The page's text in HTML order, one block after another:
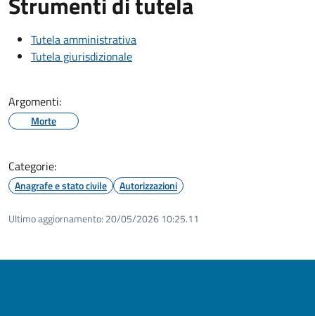
Tutela amministrativa
Tutela giurisdizionale
Argomenti:
Morte
Categorie:
Anagrafe e stato civile Autorizzazioni
Ultimo aggiornamento: 20/05/2026 10:25.11